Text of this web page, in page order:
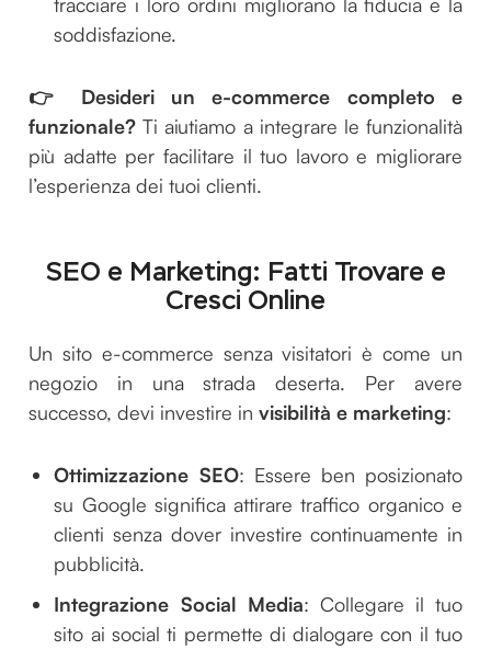
tracciare i loro ordini migliorano la fiducia e la
soddisfazione.
👉 Desideri un e-commerce completo e
funzionale? Ti aiutiamo a integrare le funzionalità
più adatte per facilitare il tuo lavoro e migliorare
l’esperienza dei tuoi clienti.
SEO e Marketing: Fatti Trovare e
Cresci Online
Un sito e-commerce senza visitatori è come un
negozio in una strada deserta. Per avere
successo, devi investire in visibilità e marketing:
Ottimizzazione SEO: Essere ben posizionato
su Google significa attirare traffico organico e
clienti senza dover investire continuamente in
pubblicità.
Integrazione Social Media: Collegare il tuo
sito ai social ti permette di dialogare con il tuo